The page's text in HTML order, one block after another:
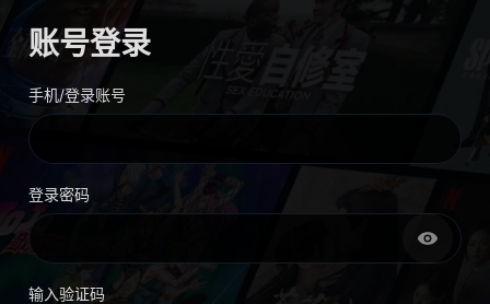
账号登录
手机/登录账号
登录密码
输入验证码